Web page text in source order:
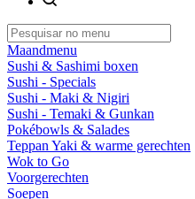
Maandmenu
Sushi & Sashimi boxen
Sushi - Specials
Sushi - Maki & Nigiri
Sushi - Temaki & Gunkan
Pokébowls & Salades
Teppan Yaki & warme gerechten
Wok to Go
Voorgerechten
Soepen